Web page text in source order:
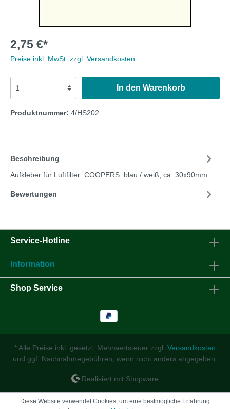
2,75 €*
Preise inkl. MwSt. zzgl. Versandkosten
In den Warenkorb
Produktnummer: 4/HS202
Beschreibung
Aufkleber für Luftfilter: COOPERS blau / weiß, ca. 30x90mm
Bewertungen
Service-Hotline
Information
Shop Service
* Alle Preise inkl. gesetzl. Mehrwertsteuer zzgl. Versandkosten
und ggf. Nachnahmegebühren, wenn nicht anders angegeben.
Realisiert mit Shopware
Diese Website verwendet Cookies, um eine bestmögliche Erfahrung